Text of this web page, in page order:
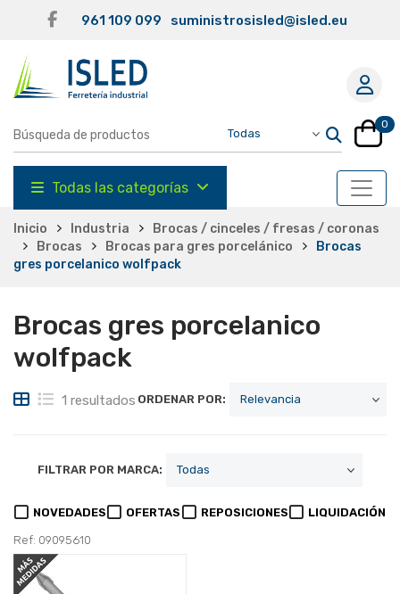
961 109 099 suministrosisled@isled.eu
0
Todas las categorías
Inicio Industria
Brocas / cinceles / fresas / coronas
Brocas
Brocas para gres porcelánico
Brocas
gres porcelanico wolfpack
Brocas gres porcelanico
wolfpack
1 resultados ORDENAR POR:
FILTRAR POR MARCA:
NOVEDADES OFERTAS REPOSICIONES LIQUIDACIÓN
Ref: 09095610